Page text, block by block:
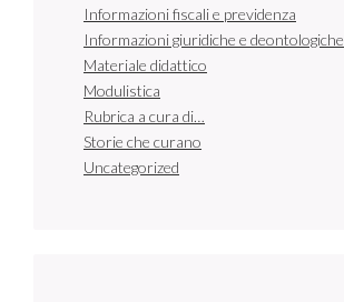
Informazioni fiscali e previdenza
Informazioni giuridiche e deontologiche
Materiale didattico
Modulistica
Rubrica a cura di…
Storie che curano
Uncategorized